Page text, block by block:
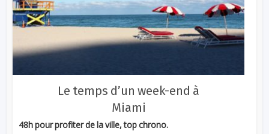
Le temps d’un week-end à
Miami
48h pour profiter de la ville, top chrono.